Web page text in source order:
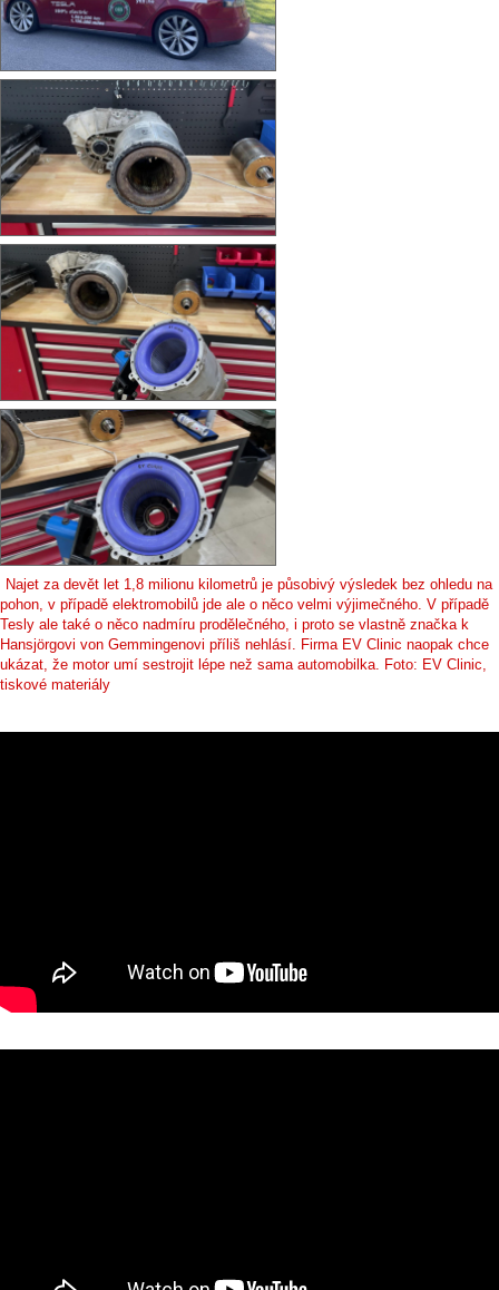
Najet za devět let 1,8 milionu kilometrů je působivý výsledek bez ohledu na
pohon, v případě elektromobilů jde ale o něco velmi výjimečného. V případě
Tesly ale také o něco nadmíru prodělečného, i proto se vlastně značka k
Hansjörgovi von Gemmingenovi příliš nehlásí. Firma EV Clinic naopak chce
ukázat, že motor umí sestrojit lépe než sama automobilka. Foto: EV Clinic,
tiskové materiály